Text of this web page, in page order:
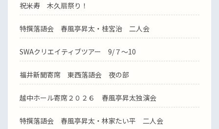
祝米寿 木久扇祭り！
特撰落語会 春風亭昇太・桂宮治 二人会
SWAクリエイティブツアー 9/７～10
福井新聞寄席 東西落語会 夜の部
越中ホール寄席２０２６ 春風亭昇太独演会
特撰落語会 春風亭昇太・林家たい平 二人会